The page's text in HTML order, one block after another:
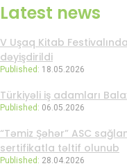
Latest news
V Uşaq Kitab
dəyişdirildi
Published: 18.05.2026
Türkiyəli iş adamları
Published: 06.05.2026
“Təmiz Şəhər” ASC
sertifikatla təltif olunub
Published: 28.04.2026